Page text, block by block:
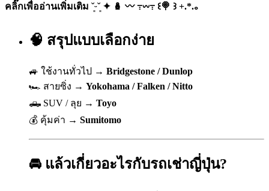
คลิ๊กเพื่ออ่านเพิ่มเติม ˘͈ᵕ˘͈ ✦ 🪆 〰️ ߹𖥦߹ ꒰🍭 ꒱ +.*.｡
🧠 สรุปแบบเลือกง่าย
🚙 ใช้งานทั่วไป → Bridgestone / Dunlop
🏎️ สายซิ่ง → Yokohama / Falken / Nitto
🛻 SUV / ลุย → Toyo
💰 คุ้มค่า → Sumitomo
🚘 แล้วเกี่ยวอะไรกับรถเช่าญี่ปุ่น?